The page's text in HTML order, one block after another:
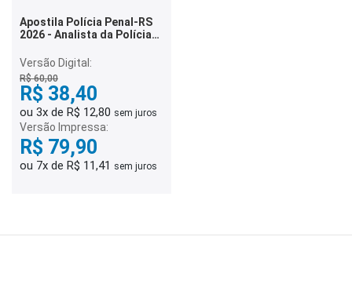
Apostila Polícia Penal-RS
2026 - Analista da Polícia
Versão Digital:
R$ 60,00
R$ 38,40
ou 3x de R$ 12,80 sem juros
Versão Impressa:
R$ 79,90
ou 7x de R$ 11,41 sem juros